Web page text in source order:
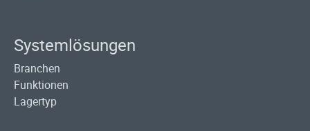
Systemlösungen
Branchen
Funktionen
Lagertyp